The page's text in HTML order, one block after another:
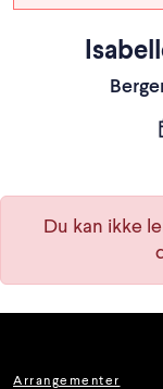
Du kan ikke
Arrangementer